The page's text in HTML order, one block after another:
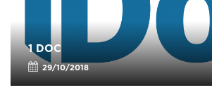
1 DOC
29/10/2018